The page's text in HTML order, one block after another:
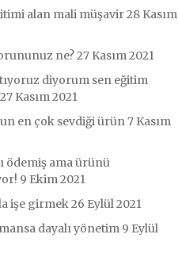
alan mali müşavir28 Kasım
ne?27 Kasım 2021
diyorum sen eğitim
27 Kasım 2021
en çok sevdiği ürün7 Kasım
ödemiş ama ürünü
9 Ekim 2021
işe girmek26 Eylül 2021
dayalı yönetim 9 Eylül